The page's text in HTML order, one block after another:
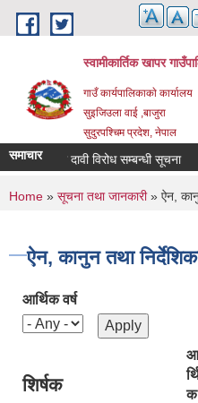
Skip to main content
स्वामीकार्तिक खापर
गाउँ कार्यपालिकाकाे कार्यालय
सुइजिउला वाई ,बाजुरा
सुदुरपश्चिम प्रदेश, नेपाल
समाचार
दर्ताको दावी विरोध सम्बन्धी सूचना
You are here
Home » सूचना तथा जानकारी» ऐन,
ऐन, कानुन तथा
आर्थिक वर्ष
शिर्षक
आ
क